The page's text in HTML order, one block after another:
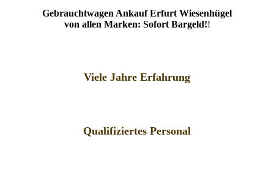
Gebrauchtwagen Ankauf Erfurt Wiesenhügel
von allen Marken: Sofort Bargeld!!
Viele Jahre Erfahrung
Qualifiziertes Personal